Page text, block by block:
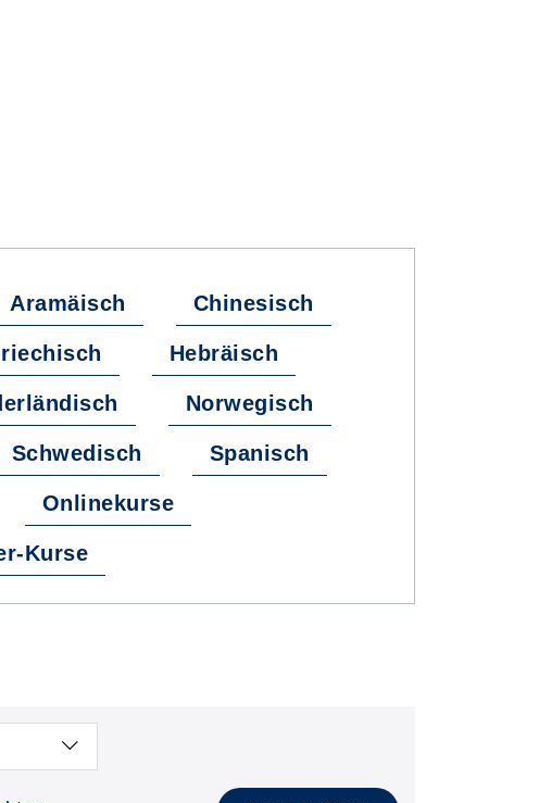
Aramäisch Chinesisch
Hebräisch
Norwegisch
Schwedisch Spanisch
Onlinekurse
Kurse